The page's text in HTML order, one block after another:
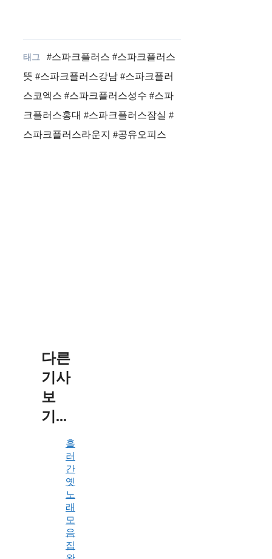
#스파크플러스 #스파크플러스
뜻 #스파크플러스강남 #스파크플러
스코엑스 #스파크플러스성수 #스파
크플러스홍대 #스파크플러스잠실 #
스파크플러스라운지 #공유오피스
다른
기사
보
기...
흘
러
간
옛
노
래
모
음
집